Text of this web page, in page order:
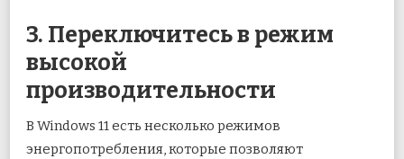
3. Переключитесь в режим
высокой
производительности
В Windows 11 есть несколько режимов
энергопотребления, которые позволяют